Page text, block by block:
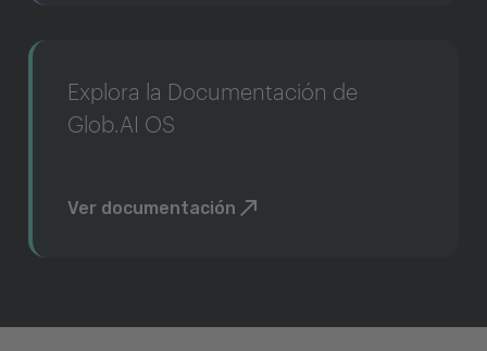
Explora la Documentación de
Glob.AI OS
Ver documentación